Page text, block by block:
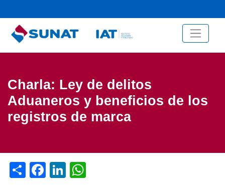
principal
Charla: Ley de delitos
Aduaneros y beneficios de los
registros de marca
ShareFacebook
LinkedIn